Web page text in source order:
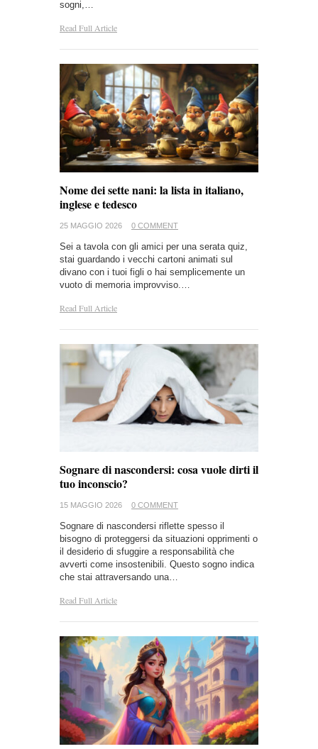
sogni,…
Read Full Article
Nome dei sette nani: la lista in italiano,
inglese e tedesco
25 MAGGIO 2026 0 COMMENT
Sei a tavola con gli amici per una serata quiz,
stai guardando i vecchi cartoni animati sul
divano con i tuoi figli o hai semplicemente un
vuoto di memoria improvviso.…
Read Full Article
Sognare di nascondersi: cosa vuole dirti il
tuo inconscio?
15 MAGGIO 2026 0 COMMENT
Sognare di nascondersi riflette spesso il
bisogno di proteggersi da situazioni opprimenti o
il desiderio di sfuggire a responsabilità che
avverti come insostenibili. Questo sogno indica
che stai attraversando una…
Read Full Article